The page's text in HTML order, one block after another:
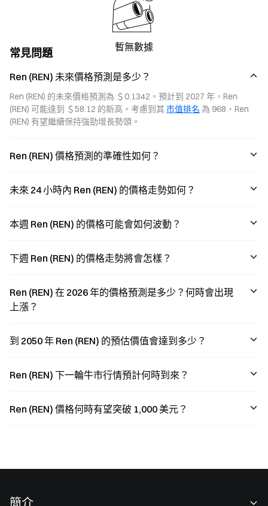
暫無數據
常見問題
Ren (REN) 未來價格預測是多少？
Ren (REN) 的未來價格預測為 ＄0.1342。預計到 2027 年，Ren
(REN) 可能達到 ＄58.12 的新高。考慮到其 市值排名 為 968，Ren
(REN) 有望繼續保持強勁增長勢頭。
Ren (REN) 價格預測的準確性如何？
未來 24 小時內 Ren (REN) 的價格走勢如何？
本週 Ren (REN) 的價格可能會如何波動？
下週 Ren (REN) 的價格走勢將會怎樣？
Ren (REN) 在 2026 年的價格預測是多少？何時會出現
上漲？
到 2050 年 Ren (REN) 的預估價值會達到多少？
Ren (REN) 下一輪牛市行情預計何時到來？
Ren (REN) 價格何時有望突破 1,000 美元？
簡介